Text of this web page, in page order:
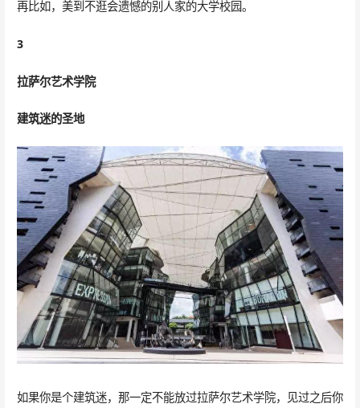
再比如，美到不逛会遗憾的别人家的大学校园。
3
拉萨尔艺术学院
建筑迷的圣地
如果你是个建筑迷，那一定不能放过拉萨尔艺术学院，见过之后你